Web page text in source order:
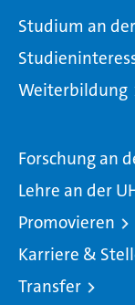
Studium an
Weiterbildung
Forschung an
Lehre an der
Promovieren
Karriere &
Transfer